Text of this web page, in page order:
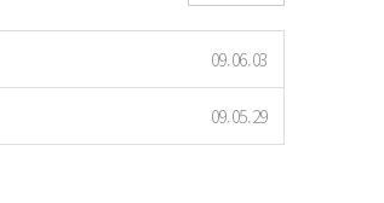
09.06.03
09.05.29